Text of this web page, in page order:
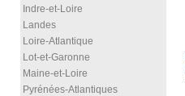
Indre-et-Loire
Landes
Loire-Atlantique
Lot-et-Garonne
Maine-et-Loire
Pyrénées-Atlantiques